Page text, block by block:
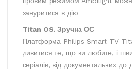
зануритися в дію.
Titan OS. Зручна ОС
Платформа Philips Smart TV
дивитися те, що ви любите, і
серіалів, від документальних до